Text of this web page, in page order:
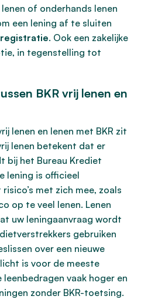
of onderhands lenen
een lening af te sluiten
. Ook een zakelijke
in tegenstelling tot
BKR vrij lenen en
lenen en lenen met BKR zit
lenen betekent dat er
bij het Bureau Krediet
lening is officieel
met zich mee, zoals
op te veel lenen. Lenen
uw leningaanvraag wordt
gebruiken
over een nieuwe
is voor de meeste
vaak hoger en
zonder BKR-toetsing.